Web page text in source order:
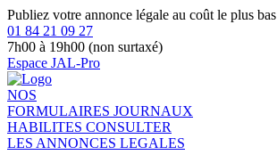
Publiez votre annonce légale au coût le plus bas
01 84 21 09 27
7h00 à 19h00 (non surtaxé)
Espace JAL-Pro
NOS
FORMULAIRES JOURNAUX
HABILITES CONSULTER
LES ANNONCES LEGALES